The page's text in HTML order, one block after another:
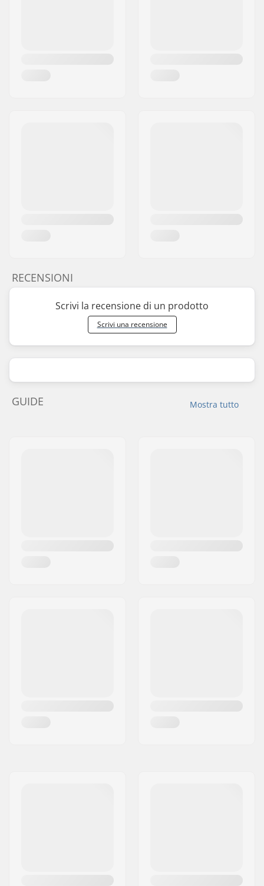
RECENSIONI
Scrivi la recensione di un prodotto
Scrivi una recensione
Mostra tutto
GUIDE